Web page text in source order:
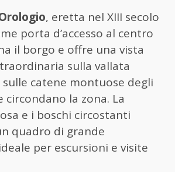
, eretta nel XIII secolo
porta d’accesso al centro
il borgo e offre una vista
sulla vallata
catene montuose degli
circondano la zona. La
e i boschi circostanti
quadro di grande
per escursioni e visite